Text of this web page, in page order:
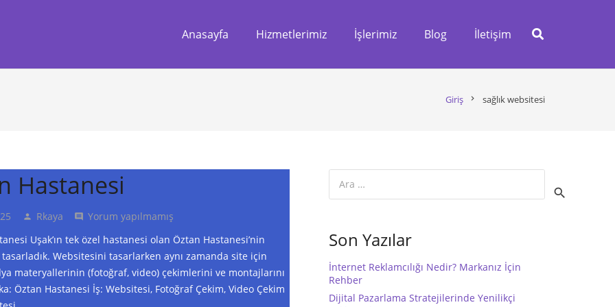
Anasayfa Hizmetlerimiz İşlerimiz Blog İletişim
Giriş chevron_right sağlık websitesi
Hastanesi
person Rkaya comment Yorum yapılmamış
Uşak’ın tek özel hastanesi olan Öztan Hastanesi’nin
Websitesini tasarlarken aynı zamanda site için
materyallerinin (fotoğraf, video) çekimlerini ve montajlarını
Öztan Hastanesi İş: Websitesi, Fotoğraf Çekim, Video Çekim
Son Yazılar
İnternet Reklamcılığı Nedir? Markanız İçin
Rehber
Dijital Pazarlama Stratejilerinde Yenilikçi